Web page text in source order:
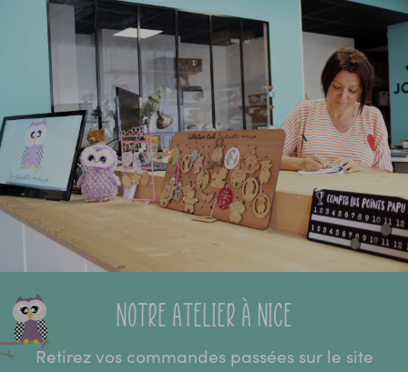
Notre atelier à Nice
Retirez vos commandes passées sur le site